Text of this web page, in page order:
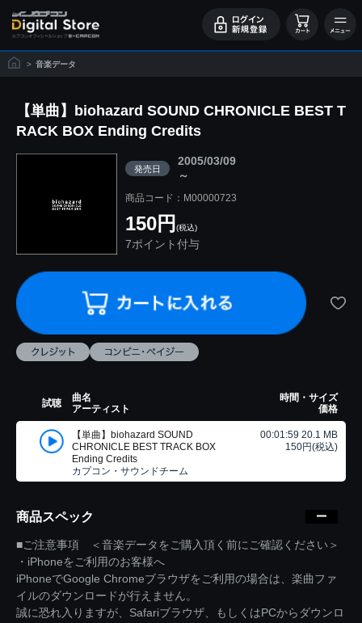
> 音楽データ
【単曲】biohazard SOUND CHRONICLE BEST T
RACK BOX Ending Credits
発売日
2005/03/09
～
商品コード：M00000723
150円 (税込)
7ポイント付与
試聴
曲名
アーティスト
時間・サイズ
価格
【単曲】biohazard SOUND
CHRONICLE BEST TRACK BOX
Ending Credits
カプコン・サウンドチーム
00:01:59 20.1 MB
150円(税込)
商品スペック
■ご注意事項 ＜音楽データをご購入頂く前にご確認ください＞
・iPhoneをご利用のお客様へ
iPhoneでGoogle Chromeブラウザをご利用の場合は、楽曲ファ
イルのダウンロードが行えません。
誠に恐れ入りますが、Safariブラウザ、もしくはPCからダウンロ